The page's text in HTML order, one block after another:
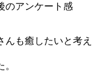
のアンケート感
も癒したいと考え